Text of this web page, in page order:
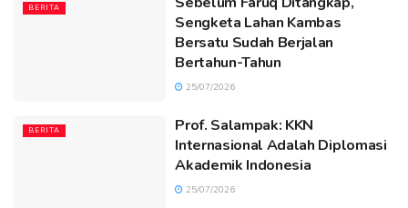
BERITA
Sengketa Lahan Kambas
Bersatu Sudah Berjalan
Bertahun-Tahun
25/07/2026
BERITA
Prof. Salampak: KKN
Internasional Adalah Diplomasi
Akademik Indonesia
25/07/2026